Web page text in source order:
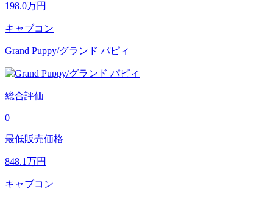
198.0万円
キャブコン
Grand Puppy/グランド パピィ
総合評価
0
最低販売価格
848.1万円
キャブコン